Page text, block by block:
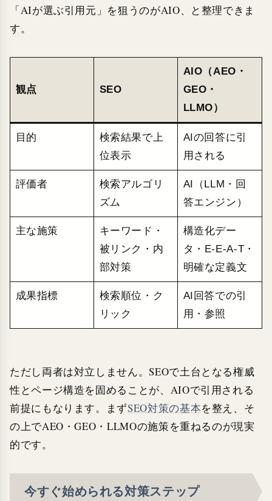
「AIが選ぶ引用元」を狙うのがAIO、と整理できま
す。
観点 SEO
AIO（AEO・
GEO・
LLMO）
目的
検索結果で上
位表示
AIの回答に引
用される
評価者
検索アルゴリ
ズム
AI（LLM・回
答エンジン）
主な施策
キーワード・
被リンク・内
部対策
構造化デー
タ・E-E-A-T・
明確な定義文
成果指標
検索順位・ク
リック
AI回答での引
用・参照
ただし両者は対立しません。SEOで土台となる権威
性とページ構造を固めることが、AIOで引用される
前提にもなります。まずSEO対策の基本を整え、そ
の上でAEO・GEO・LLMOの施策を重ねるのが現実
的です。
今すぐ始められる対策ステップ